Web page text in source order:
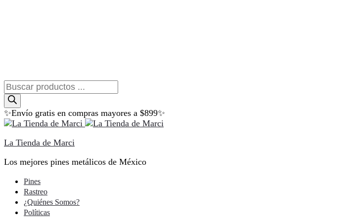
Búsqueda
de
productos
✨Envío gratis en compras mayores a $899✨
La Tienda de Marci
Los mejores pines metálicos de México
Pines
Rastreo
¿Quiénes Somos?
Políticas